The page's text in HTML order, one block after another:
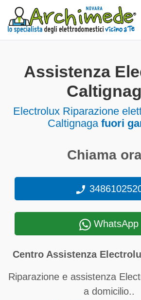
Assistenza
Electrolux Riparazione
Caltignaga fuori
Chiama
WhatsApp
Centro Assistenza
Riparazione e assistenza
a domicilio..